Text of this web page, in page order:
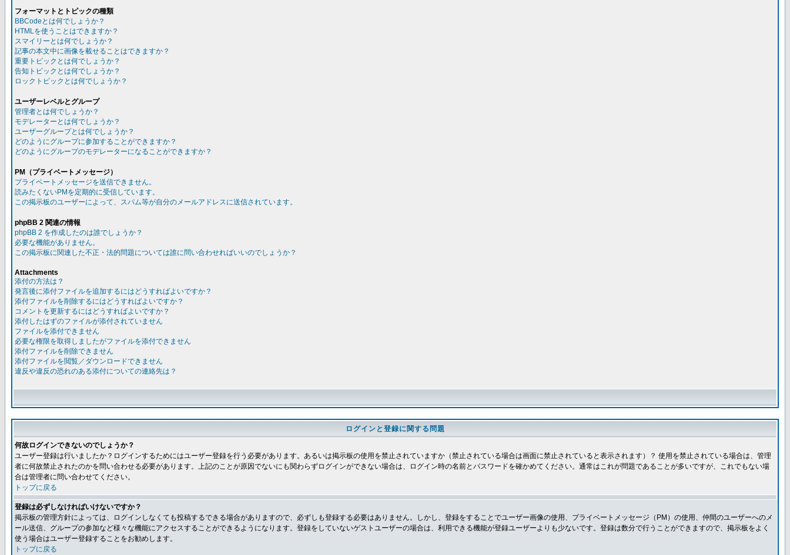
フォーマットとトピックの種類
BBCodeとは何でしょうか？
HTMLを使うことはできますか？
スマイリーとは何でしょうか？
記事の本文中に画像を載せることはできますか？
重要トピックとは何でしょうか？
告知トピックとは何でしょうか？
ロックトピックとは何でしょうか？
ユーザーレベルとグループ
管理者とは何でしょうか？
モデレーターとは何でしょうか？
ユーザーグループとは何でしょうか？
どのようにグループに参加することができますか？
どのようにグループのモデレーターになることができますか？
PM（プライベートメッセージ）
プライベートメッセージを送信できません。
読みたくないPMを定期的に受信しています。
この掲示板のユーザーによって、スパム等が自分のメールアドレスに送信されています。
phpBB 2 関連の情報
phpBB 2 を作成したのは誰でしょうか？
必要な機能がありません。
この掲示板に関連した不正・法的問題については誰に問い合わせればいいのでしょうか？
Attachments
添付の方法は？
発言後に添付ファイルを追加するにはどうすればよいですか？
添付ファイルを削除するにはどうすればよいですか？
コメントを更新するにはどうすればよいですか？
添付したはずのファイルが添付されていません
ファイルを添付できません
必要な権限を取得しましたがファイルを添付できません
添付ファイルを削除できません
添付ファイルを閲覧／ダウンロードできません
違反や違反の恐れのある添付についての連絡先は？
ログインと登録に関する問題
何故ログインできないのでしょうか？
ユーザー登録は行いましたか？ログインするためにはユーザー登録を行う必要があります。あるいは掲示板の使用を禁止されていますか（禁止されている場合は画面に禁止されていると表示されます）？ 使用を禁止されている場合は、管理
者に何故禁止されたのかを問い合わせる必要があります。上記のことが原因でないにも関わらずログインができない場合は、ログイン時の名前とパスワードを確かめてください。通常はこれが問題であることが多いですが、これでもない場
合は管理者に問い合わせてください。
トップに戻る
登録は必ずしなければいけないですか？
掲示板の管理方針によっては、ログインしなくても投稿するできる場合がありますので、必ずしも登録する必要はありません。しかし、登録をすることでユーザー画像の使用、プライベートメッセージ（PM）の使用、仲間のユーザーへのメ
ール送信、グループの参加など様々な機能にアクセスすることができるようになります。登録をしていないゲストユーザーの場合は、利用できる機能が登録ユーザーよりも少ないです。登録は数分で行うことができますので、掲示板をよく
使う場合はユーザー登録することをお勧めします。
トップに戻る